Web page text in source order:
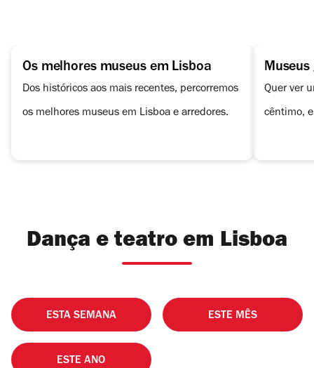
Os melhores museus em Lisboa
Dos históricos aos mais recentes, percorremos
os melhores museus em Lisboa e arredores.
Quer ver
cêntimo,
Dança e teatro em Lisboa
ESTA SEMANA ESTE MÊS
ESTE ANO